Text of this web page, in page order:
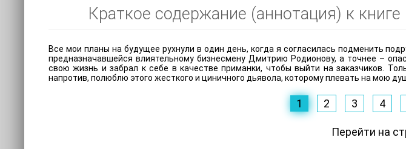
Краткое содержание (аннотация) к
Все мои планы на будущее рухнули в один день, когда я согласилась подменить
предназначавшейся влиятельному бизнесмену Дмитрию Родионову, а точнее –
свою жизнь и забрал к себе в качестве приманки, чтобы выйти на заказчиков.
напротив, полюблю этого жесткого и циничного дьявола, которому плевать на мою
1 2 3 4
Перейти на